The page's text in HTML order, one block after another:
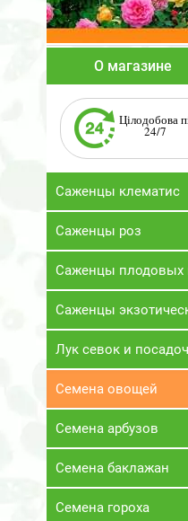
О магазине
Цілодобова
24/7
Саженцы клематис
Саженцы роз
Саженцы плодовых
Саженцы
Лук севок и
Семена овощей
Семена арбузов
Семена баклажан
Семена гороха